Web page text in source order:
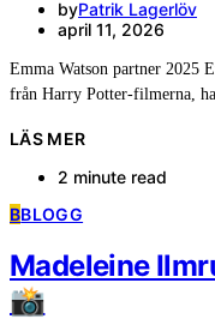
byPatrik Lagerlöv
april 11, 2026
Emma Watson partner 2025
från Harry Potter-filmerna,
LÄS MER
2 minute read
BBLOGG
Madeleine
📸